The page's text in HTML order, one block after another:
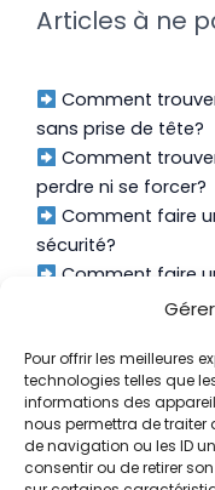
Pour offrir les meilleures
technologies telles que
informations des
nous permettra de traiter
de navigation ou les ID
consentir ou de retirer
Articles à ne
Comment
sans prise de tête?
Comment
perdre ni se forcer?
Comment faire
sécurité?
Comment faire
À Propos
Contact